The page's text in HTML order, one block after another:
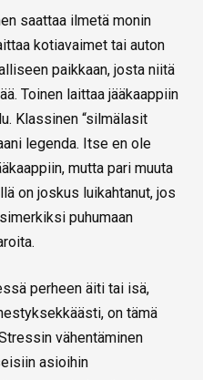
saattaa ilmetä monin
kotiavaimet tai auton
paikkaan, josta niitä
Toinen laittaa jääkaappiin
Klassinen “silmälasit
legenda. Itse en ole
mutta pari muuta
on joskus luikahtanut, jos
puhumaan
perheen äiti tai isä,
on tämä
vähentäminen
asioihin